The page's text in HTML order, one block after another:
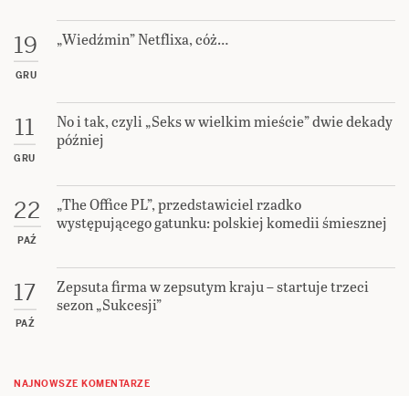
19
GRU
„Wiedźmin” Netflixa, cóż…
11
GRU
No i tak, czyli „Seks w wielkim mieście” dwie dekady
później
22
PAŹ
„The Office PL”, przedstawiciel rzadko
występującego gatunku: polskiej komedii śmiesznej
17
PAŹ
Zepsuta firma w zepsutym kraju – startuje trzeci
sezon „Sukcesji”
NAJNOWSZE KOMENTARZE